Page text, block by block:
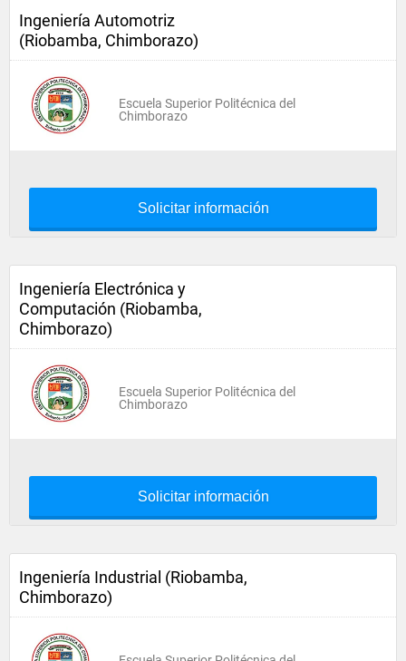
Ingeniería Automotriz
(Riobamba, Chimborazo)
Escuela Superior Politécnica del
Chimborazo
Solicitar información
Ingeniería Electrónica y
Computación (Riobamba,
Chimborazo)
Escuela Superior Politécnica del
Chimborazo
Solicitar información
Ingeniería Industrial (Riobamba,
Chimborazo)